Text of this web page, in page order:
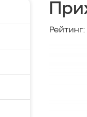
Рейтинг: